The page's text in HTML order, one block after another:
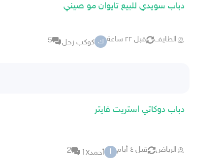
دباب سويدي للبيع تايوان مو صيني
الطايف قبل ٢٢ ساعة ك كوكب زحل 5
دباب دوكاتي استريت فايتر
الرياض قبل ٤ أيام أ أحمد1x 2